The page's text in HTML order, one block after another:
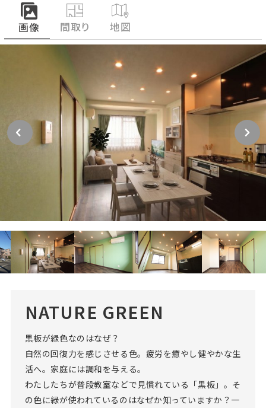
画像 間取り 地図
NATURE GREEN
黒板が緑色なのはなぜ？
自然の回復力を感じさせる色。疲労を癒やし健やかな生
活へ。家庭には調和を与える。
わたしたちが普段教室などで見慣れている「黒板」。そ
の色に緑が使われているのはなぜか知っていますか？一